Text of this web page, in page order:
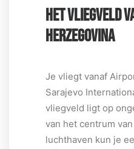
HET VLIEGVELD
HERZEGOVINA
Je vliegt vanaf
Sarajevo
vliegveld ligt op
van het centrum
luchthaven kun je